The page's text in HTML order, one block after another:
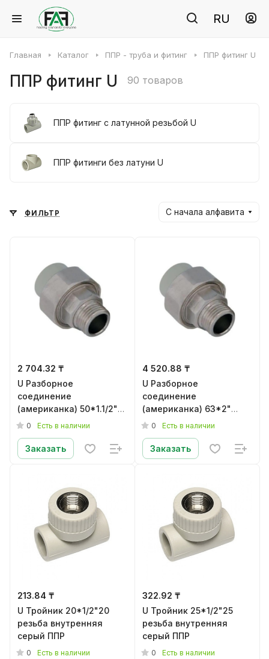
RU
Главная Каталог ППР - труба и фитинг ППР фитинг U
ППР фитинг U 90 товаров
ППР фитинг с латунной резьбой U
ППР фитинги без латуни U
ФИЛЬТР С начала алфавита
2 704.32 ₸
U Разборное
соединение
(американка) 50*1.1/2"
резьба наружная серое
0 Есть в наличии
Заказать
4 520.88 ₸
U Разборное
соединение
(американка) 63*2"
резьба наружная серое
0 Есть в наличии
Заказать
213.84 ₸
U Тройник 20*1/2"20
резьба внутренняя
серый ППР
0 Есть в наличии
322.92 ₸
U Тройник 25*1/2"25
резьба внутренняя
серый ППР
0 Есть в наличии